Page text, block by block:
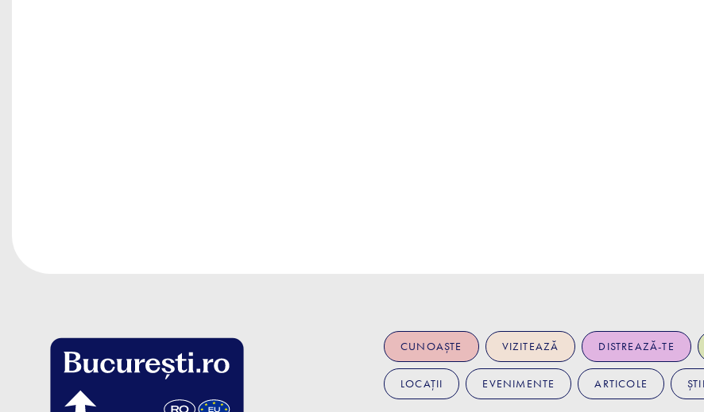
CUNOAȘTE VIZITEAZĂ DISTREAZĂ-TE
LOCAȚII EVENIMENTE ARTICOLE